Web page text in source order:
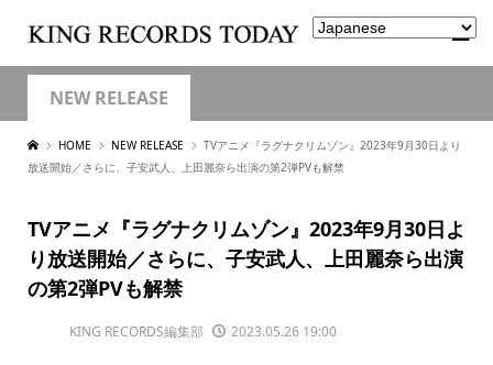
NEW RELEASE
HOME NEW RELEASE
TVアニメ『ラグナクリムゾン』2023年9月30日より
放送開始／さらに、子安武人、上田麗奈ら出演の第2弾PVも解禁
TVアニメ『ラグナクリムゾン』2023年9月30日よ
り放送開始／さらに、子安武人、上田麗奈ら出演
の第2弾PVも解禁
KING RECORDS編集部 2023.05.26 19:00